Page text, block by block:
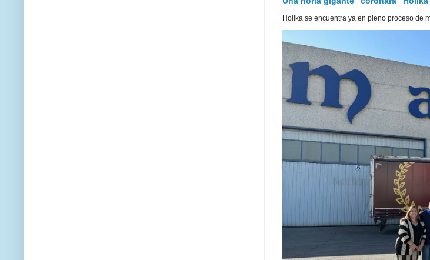
Holika se encuentra ya en pleno proceso de